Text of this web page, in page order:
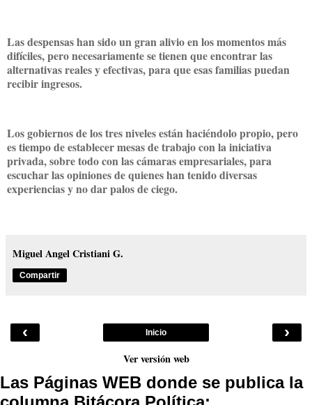
Las despensas han sido un gran alivio en los momentos más
difíciles, pero necesariamente se tienen que encontrar las
alternativas reales y efectivas, para que esas familias puedan
recibir ingresos.
Los gobiernos de los tres niveles están haciéndolo propio, pero
es tiempo de establecer mesas de trabajo con la iniciativa
privada, sobre todo con las cámaras empresariales, para
escuchar las opiniones de quienes han tenido diversas
experiencias y no dar palos de ciego.
Miguel Angel Cristiani G.
Compartir
‹ ›
Inicio
Ver versión web
Las Páginas WEB donde se publica la